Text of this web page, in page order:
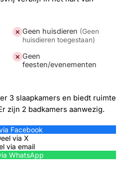
✕ Geen huisdieren (Geen
huisdieren toegestaan)
✕ Geen
feesten/evenementen
3 slaapkamers en biedt ruimte
zijn 2 badkamers aanwezig.
Facebook
via X
via email
WhatsApp